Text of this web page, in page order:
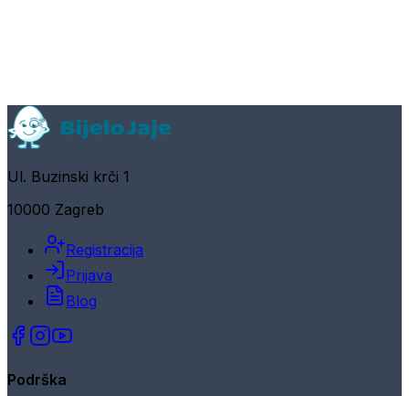
Ul. Buzinski krči 1
10000 Zagreb
Registracija
Prijava
Blog
Podrška